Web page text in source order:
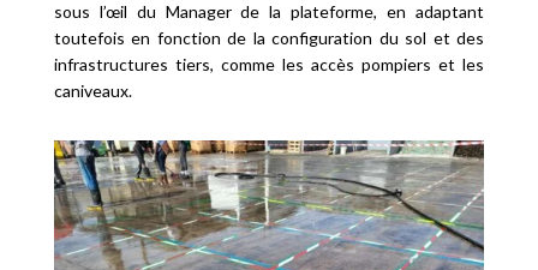
sous l’œil du Manager de la plateforme, en adaptant
toutefois en fonction de la configuration du sol et des
infrastructures tiers, comme les accès pompiers et les
caniveaux.